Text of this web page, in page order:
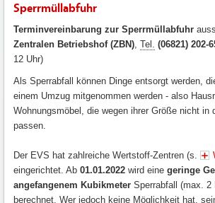
Sperrmüllabfuhr
Terminvereinbarung zur Sperrmüllabfuhr
Zentralen Betriebshof (ZBN) Tel. (06821) 202-
12 Uhr)
Als Sperrabfall können Dinge entsorgt werden,
einem Umzug mitgenommen werden - also
Wohnungsmöbel, die wegen ihrer Größe nicht in
passen.
Der EVS hat zahlreiche Wertstoff-Zentren (s.
eingerichtet. Ab 01.01.2022 wird eine geringe
angefangenem Kubikmeter Sperrabfall (max. 2
berechnet. Wer jedoch keine Möglichkeit hat,